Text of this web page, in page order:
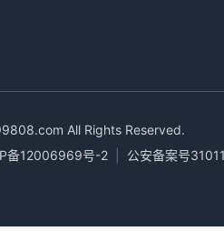
All Rights Reserved.
备12006969号-2
公安备案号